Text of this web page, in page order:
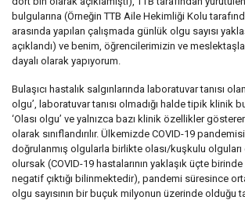
bulgularına (Örneğin TTB Aile Hekimliği Kolu
arasında yapılan çalışmada günlük olgu sayısı
açıklandı) ve benim, öğrencilerimizin ve
dayalı olarak yapıyorum.
Bulaşıcı hastalık salgınlarında laboratuvar tanısı
olgu’, laboratuvar tanısı olmadığı halde tipik klinik
‘Olası olgu’ ve yalnızca bazı klinik özellikler
olarak sınıflandırılır. Ülkemizde COVID-19 pandemisi
doğrulanmış olgularla birlikte olası/kuşkulu
olursak (COVID-19 hastalarının yaklaşık üçte
negatif çıktığı bilinmektedir), pandemi süresince
olgu sayısının bir buçuk milyonun üzerinde olduğu